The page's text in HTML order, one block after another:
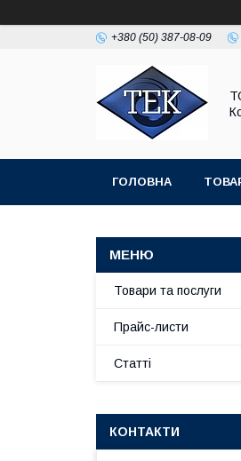
+380 (50) 387-08-09
ГОЛОВНА
Товари та послуги
Прайс-листи
Статті
КОНТАКТИ